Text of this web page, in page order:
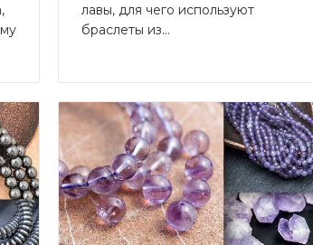
лавы, для чего используют
браслеты из...